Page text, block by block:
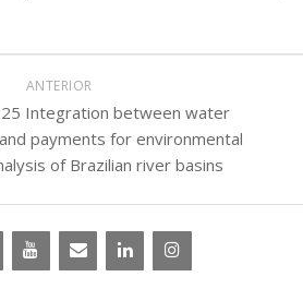
ANTERIOR
Integration between water
payments for environmental
of Brazilian river basins